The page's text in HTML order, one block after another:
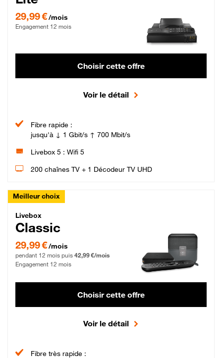
29,99 €/mois
Engagement 12 mois
Choisir cette offre
Voir le détail
Fibre rapide :
jusqu'à ↓ 1 Gbit/s ↑ 700 Mbit/s
Livebox 5 : Wifi 5
200 chaînes TV + 1 Décodeur TV UHD
Meilleur choix
Livebox Classic Fibre
Livebox
Classic
29,99 € par mois pendant 12 mois puis 42,99 € par mois, Engagement 12 mois
29,99 €/mois
pendant 12 mois puis 42,99 €/mois
Engagement 12 mois
Choisir cette offre
Voir le détail
Fibre très rapide :